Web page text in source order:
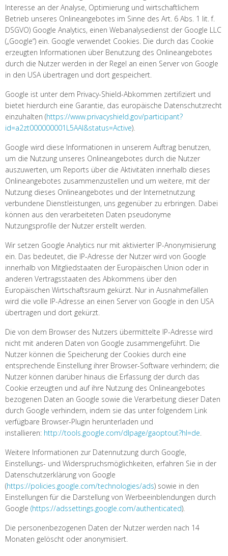
Interesse an der Analyse, Optimierung und wirtschaftlichem
Betrieb unseres Onlineangebotes im Sinne des Art. 6 Abs. 1 lit. f.
DSGVO) Google Analytics, einen Webanalysedienst der Google LLC
(„Google“) ein. Google verwendet Cookies. Die durch das Cookie
erzeugten Informationen über Benutzung des Onlineangebotes
durch die Nutzer werden in der Regel an einen Server von Google
in den USA übertragen und dort gespeichert.
Google ist unter dem Privacy-Shield-Abkommen zertifiziert und
bietet hierdurch eine Garantie, das europäische Datenschutzrecht
einzuhalten (https://www.privacyshield.gov/participant?
id=a2zt000000001L5AAI&status=Active).
Google wird diese Informationen in unserem Auftrag benutzen,
um die Nutzung unseres Onlineangebotes durch die Nutzer
auszuwerten, um Reports über die Aktivitäten innerhalb dieses
Onlineangebotes zusammenzustellen und um weitere, mit der
Nutzung dieses Onlineangebotes und der Internetnutzung
verbundene Dienstleistungen, uns gegenüber zu erbringen. Dabei
können aus den verarbeiteten Daten pseudonyme
Nutzungsprofile der Nutzer erstellt werden.
Wir setzen Google Analytics nur mit aktivierter IP-Anonymisierung
ein. Das bedeutet, die IP-Adresse der Nutzer wird von Google
innerhalb von Mitgliedstaaten der Europäischen Union oder in
anderen Vertragsstaaten des Abkommens über den
Europäischen Wirtschaftsraum gekürzt. Nur in Ausnahmefällen
wird die volle IP-Adresse an einen Server von Google in den USA
übertragen und dort gekürzt.
Die von dem Browser des Nutzers übermittelte IP-Adresse wird
nicht mit anderen Daten von Google zusammengeführt. Die
Nutzer können die Speicherung der Cookies durch eine
entsprechende Einstellung ihrer Browser-Software verhindern; die
Nutzer können darüber hinaus die Erfassung der durch das
Cookie erzeugten und auf ihre Nutzung des Onlineangebotes
bezogenen Daten an Google sowie die Verarbeitung dieser Daten
durch Google verhindern, indem sie das unter folgendem Link
verfügbare Browser-Plugin herunterladen und
installieren: http://tools.google.com/dlpage/gaoptout?hl=de.
Weitere Informationen zur Datennutzung durch Google,
Einstellungs- und Widerspruchsmöglichkeiten, erfahren Sie in der
Datenschutzerklärung von Google
(https://policies.google.com/technologies/ads) sowie in den
Einstellungen für die Darstellung von Werbeeinblendungen durch
Google (https://adssettings.google.com/authenticated).
Die personenbezogenen Daten der Nutzer werden nach 14
Monaten gelöscht oder anonymisiert.